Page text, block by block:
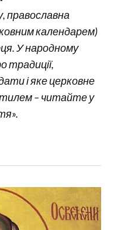
православна
календарем)
У народному
традиції,
і яке церковне
– читайте у